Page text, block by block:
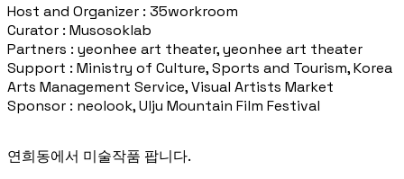
Host and Organizer : 35workroom
Curator : Musosoklab
Partners : yeonhee art theater, yeonhee art theater
Support : Ministry of Culture, Sports and Tourism, Korea
Arts Management Service, Visual Artists Market
Sponsor : neolook, Ulju Mountain Film Festival
연희동에서 미술작품 팝니다.